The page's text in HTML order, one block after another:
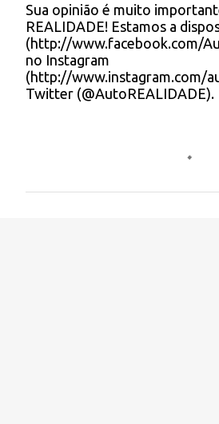
c
o
m
e
n
t
Sua opinião é muito
REALIDADE! Estamos a
(http://www.facebook.com/
no Instagram
(http://www.instagram.com/
Twitter (@AutoREALIDADE).